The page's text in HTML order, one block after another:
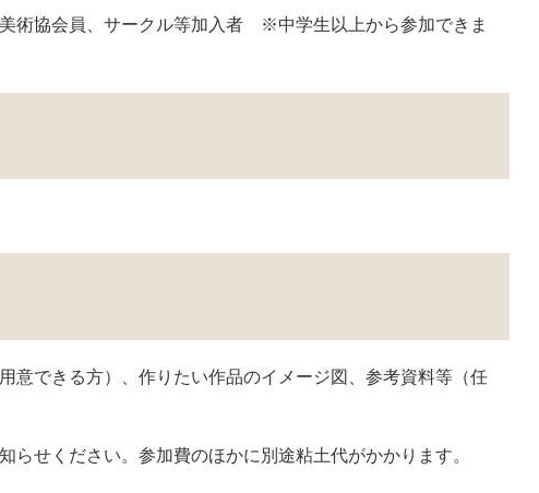
術協会員、サークル等加入者 ※中学生以上から参加できま
意できる方）、作りたい作品のイメージ図、参考資料等（任
せください。参加費のほかに別途粘土代がかかります。